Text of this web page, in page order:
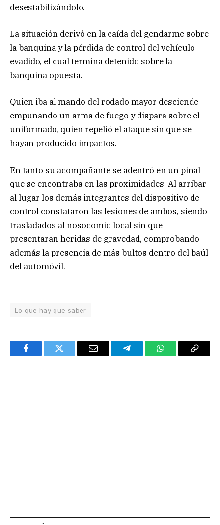
desestabilizándolo.
La situación derivó en la caída del gendarme sobre
la banquina y la pérdida de control del vehículo
evadido, el cual termina detenido sobre la
banquina opuesta.
Quien iba al mando del rodado mayor desciende
empuñando un arma de fuego y dispara sobre el
uniformado, quien repelió el ataque sin que se
hayan producido impactos.
En tanto su acompañante se adentró en un pinal
que se encontraba en las proximidades. Al arribar
al lugar los demás integrantes del dispositivo de
control constataron las lesiones de ambos, siendo
trasladados al nosocomio local sin que
presentaran heridas de gravedad, comprobando
además la presencia de más bultos dentro del baúl
del automóvil.
Lo que hay que saber
FacebookTwitter Email TelegramWhatsAppCopy